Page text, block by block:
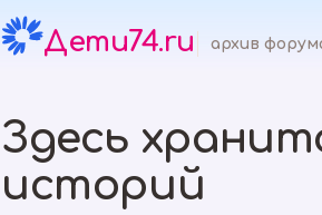
Дети74.ru архив
Здесь
историй